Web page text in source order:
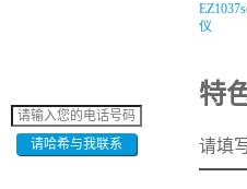
仪
特
请填
请哈希与我联系